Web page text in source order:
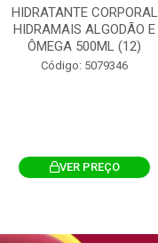
HIDRATANTE CORPORAL
HIDRAMAIS ALGODÃO E
ÔMEGA 500ML (12)
Código: 5079346
VER PREÇO